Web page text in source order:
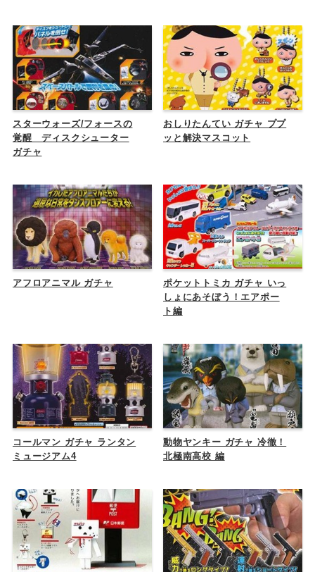
スターウォーズ/フォースの
覚醒 ディスクシューター
ガチャ
おしりたんてい ガチャ ププ
ッと解決マスコット
アフロアニマル ガチャ
ポケットトミカ ガチャ いっ
しょにあそぼう！エアポー
ト編
コールマン ガチャ ランタン
ミュージアム4
動物ヤンキー ガチャ 冷徹！
北極南高校 編